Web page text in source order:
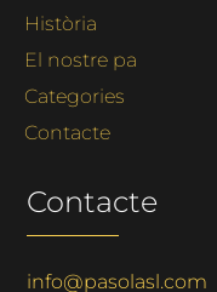
Història
El nostre pa
Categories
Contacte
Contacte
info@pasolasl.com